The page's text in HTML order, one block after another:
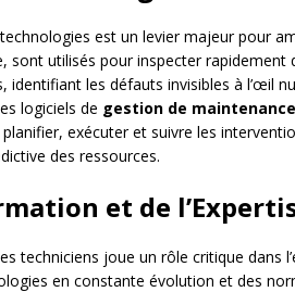
est un levier majeur pour
sont utilisés pour inspecter rapidement
identifiant les défauts invisibles à l’œil
logiciels de gestion de maintenance
exécuter et suivre les
des ressources.
et de
techniciens joue un rôle critique dans
en constante évolution et des